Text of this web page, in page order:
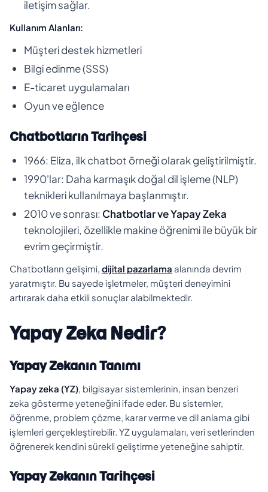
iletişim sağlar.
Kullanım Alanları:
Müşteri destek hizmetleri
Bilgi edinme (SSS)
E-ticaret uygulamaları
Oyun ve eğlence
Chatbotların Tarihçesi
1966: Eliza, ilk chatbot örneği olarak geliştirilmiştir.
1990'lar: Daha karmaşık doğal dil işleme (NLP)
teknikleri kullanılmaya başlanmıştır.
2010 ve sonrası: Chatbotlar ve Yapay Zeka
teknolojileri, özellikle makine öğrenimi ile büyük bir
evrim geçirmiştir.
Chatbotların gelişimi, dijital pazarlama alanında devrim
yaratmıştır. Bu sayede işletmeler, müşteri deneyimini
artırarak daha etkili sonuçlar alabilmektedir.
Yapay Zeka Nedir?
Yapay Zekanın Tanımı
Yapay zeka (YZ), bilgisayar sistemlerinin, insan benzeri
zeka gösterme yeteneğini ifade eder. Bu sistemler,
öğrenme, problem çözme, karar verme ve dil anlama gibi
işlemleri gerçekleştirebilir. YZ uygulamaları, veri setlerinden
öğrenerek kendini sürekli geliştirme yeteneğine sahiptir.
Yapay Zekanın Tarihçesi